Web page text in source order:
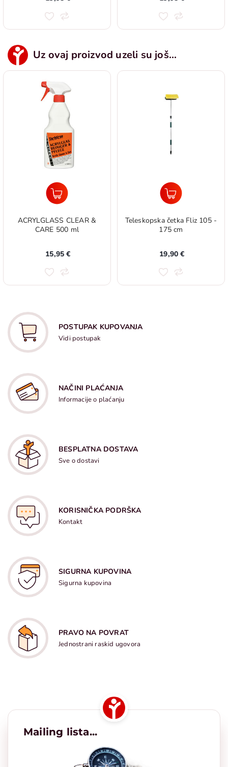
Uz ovaj proizvod uzeli su još...
ACRYLGLASS CLEAR &
CARE 500 ml
15,95 €
Teleskopska četka Fliz 105 -
175 cm
19,90 €
POSTUPAK KUPOVANJA
Vidi postupak
NAČINI PLAĆANJA
Informacije o plaćanju
BESPLATNA DOSTAVA
Sve o dostavi
KORISNIČKA PODRŠKA
Kontakt
SIGURNA KUPOVINA
Sigurna kupovina
PRAVO NA POVRAT
Jednostrani raskid ugovora
Mailing lista...